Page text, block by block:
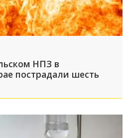
НПЗ в
пострадали шесть